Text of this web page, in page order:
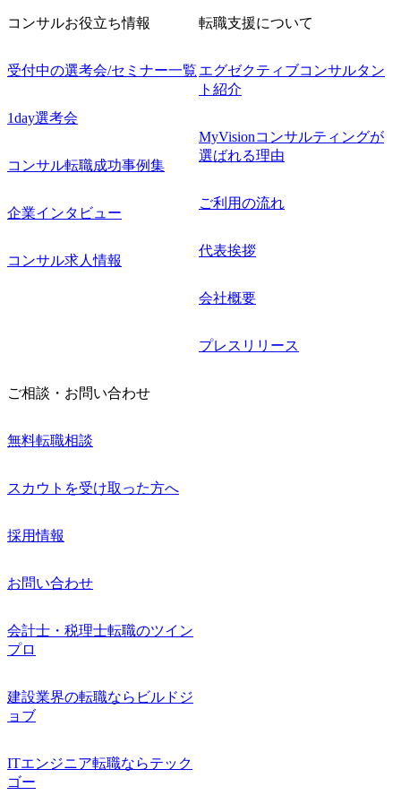
コンサルお役立ち情報
受付中の選考会/セミナー一覧
1day選考会
コンサル転職成功事例集
企業インタビュー
コンサル求人情報
転職支援について
エグゼクティブコンサルタン
ト紹介
MyVisionコンサルティングが
選ばれる理由
ご利用の流れ
代表挨拶
会社概要
プレスリリース
ご相談・お問い合わせ
無料転職相談
スカウトを受け取った方へ
採用情報
お問い合わせ
会計士・税理士転職のツイン
プロ
建設業界の転職ならビルドジ
ョブ
ITエンジニア転職ならテック
ゴー